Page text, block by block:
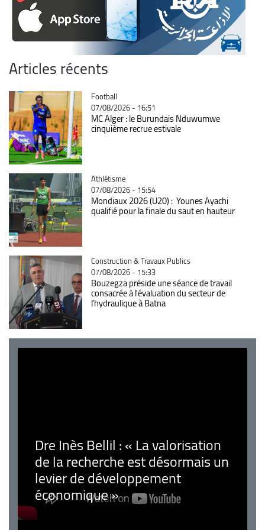
Articles récents
Catégorie
Football
07/08/2026 - 16:51
MC Alger : le Burundais Nduwumwe
cinquième recrue estivale
Catégorie
Athlétisme
07/08/2026 - 15:54
Mondiaux 2026 (U20) : Younes Ayachi
qualifié pour la finale du saut en hauteur
Catégorie
Construction & Travaux Publics
07/08/2026 - 15:33
Bouzegza préside une séance de travail
consacrée à l'évaluation du secteur de
l’hydraulique à Batna
Dre Inès Bellil : « La valorisation
de la recherche est désormais un
levier de développement
économique »